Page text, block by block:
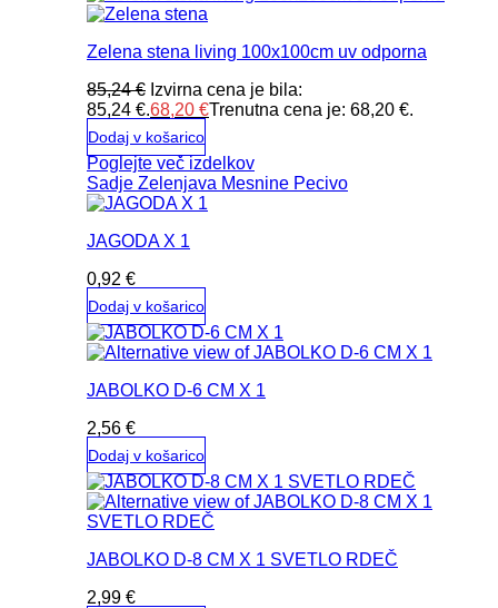
Zelena stena living 100x100cm uv odporna
85,24€ Izvirna cena je bila:
85,24 €.68,20 €Trenutna cena je: 68,20 €.
Dodaj v košarico
Poglejte več izdelkov
Sadje Zelenjava Mesnine Pecivo
JAGODA X 1
0,92 €
Dodaj v košarico
JABOLKO D-6 CM X 1
2,56 €
Dodaj v košarico
JABOLKO D-8 CM X 1 SVETLO RDEČ
2,99 €